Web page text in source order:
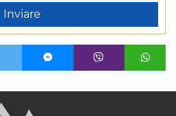
Inviare